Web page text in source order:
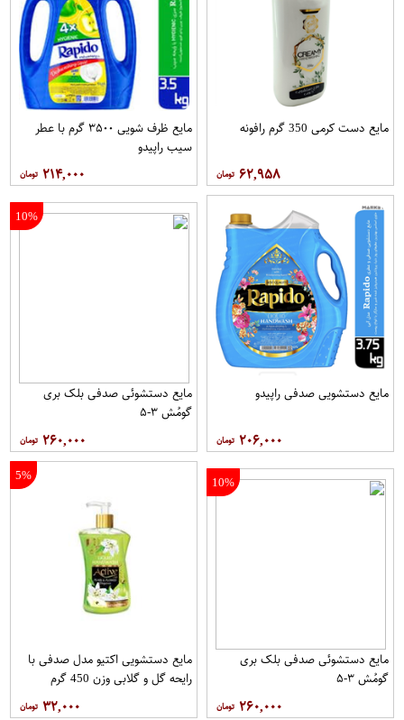
مایع دست کرمی 350 گرم رافونه
۶۲,۹۵۸
مایع ظرف شویی ۳۵۰۰ گرم با عطر
سیب راپیدو
۲۱۴,۰۰۰
مایع دستشویی صدفی راپیدو
۲۰۶,۰۰۰
10%
مایع دستشوئی صدفی بلک بری
گومُش ۳-۵
۲۶۰,۰۰۰
10%
مایع دستشوئی صدفی بلک بری
گومُش ۳-۵
۲۶۰,۰۰۰
5%
مایع دستشویی اکتیو مدل صدفی با
رایحه گل و گلابی وزن 450 گرم
۳۲,۰۰۰